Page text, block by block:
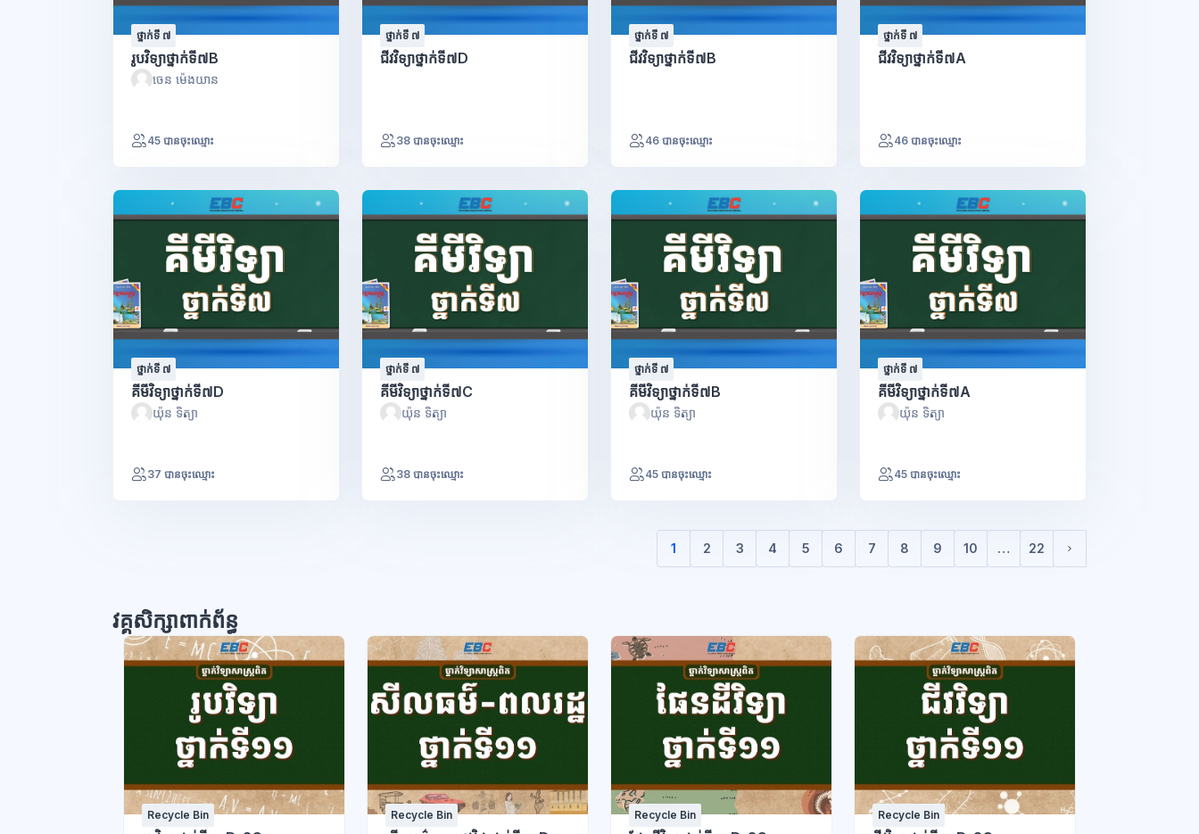
ថ្នាក់ទី ៧
រូបវិទ្យាថ្នាក់ទី៧B
ចេន ម៉េងយាន
45 បានចុះឈ្មោះ
ថ្នាក់ទី ៧
ជីវវិទ្យាថ្នាក់ទី៧D
38 បានចុះឈ្មោះ
ថ្នាក់ទី ៧
ជីវវិទ្យាថ្នាក់ទី៧B
46 បានចុះឈ្មោះ
ថ្នាក់ទី ៧
ជីវវិទ្យាថ្នាក់ទី៧A
46 បានចុះឈ្មោះ
ថ្នាក់ទី ៧
គីមីវិទ្យាថ្នាក់ទី៧D
យ៉ុន ទិត្យា
37 បានចុះឈ្មោះ
ថ្នាក់ទី ៧
គីមីវិទ្យាថ្នាក់ទី៧C
យ៉ុន ទិត្យា
38 បានចុះឈ្មោះ
ថ្នាក់ទី ៧
គីមីវិទ្យាថ្នាក់ទី៧B
យ៉ុន ទិត្យា
45 បានចុះឈ្មោះ
ថ្នាក់ទី ៧
គីមីវិទ្យាថ្នាក់ទី៧A
យ៉ុន ទិត្យា
45 បានចុះឈ្មោះ
1
(បច្ចុប្បន្ន)
2 3 4 5 6 7 8 9 10 … 22
វគ្គសិក្សាពាក់ព័ន្ធ
Recycle Bin Recycle Bin Recycle Bin Recycle Bin